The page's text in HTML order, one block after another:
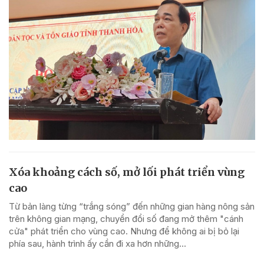
Xóa khoảng cách số, mở lối phát triển vùng
cao
Từ bản làng từng “trắng sóng” đến những gian hàng nông sản
trên không gian mạng, chuyển đổi số đang mở thêm "cánh
cửa" phát triển cho vùng cao. Nhưng để không ai bị bỏ lại
phía sau, hành trình ấy cần đi xa hơn những...